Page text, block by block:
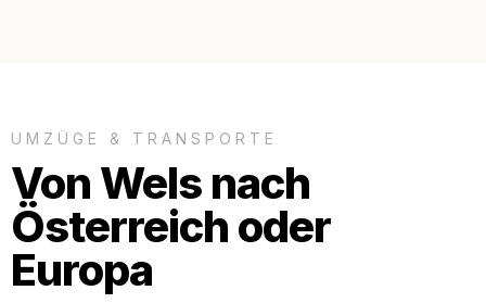
UMZÜGE & TRANSPORTE
Von Wels nach
Österreich oder
Europa